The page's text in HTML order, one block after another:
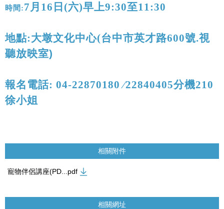
時間 :7 月 16 日 (六)早上9:30至11:30
地點:大墩文化中心(台中市英才路600號.視
聽放映室)
報名電話: 04-22870180∕22840405分機210
徐小姐
相關附件
寵物伴侶講座(PD...pdf
相關網址